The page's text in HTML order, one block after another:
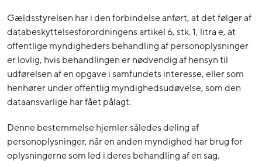
Gældsstyrelsen har i den forbindelse anført, at det følger af
databeskyttelsesforordningens artikel 6, stk. 1, litra e, at
offentlige myndigheders behandling af personoplysninger
er lovlig, hvis behandlingen er nødvendig af hensyn til
udførelsen af en opgave i samfundets interesse, eller som
henhører under offentlig myndighedsudøvelse, som den
dataansvarlige har fået pålagt.
Denne bestemmelse hjemler således deling af
personoplysninger, når en anden myndighed har brug for
oplysningerne som led i deres behandling af en sag.